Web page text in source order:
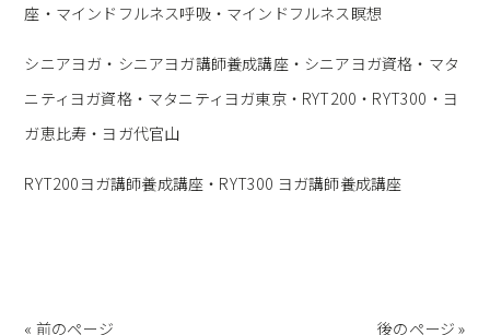
座・マインドフルネス呼吸・マインドフルネス瞑想
シニアヨガ・シニアヨガ講師養成講座・シニアヨガ資格・マタ
ニティヨガ資格・マタニティヨガ東京・RYT200・RYT300・ヨ
ガ恵比寿・ヨガ代官山
RYT200ヨガ講師養成講座・RYT300 ヨガ講師養成講座
« 前のページ 後のページ »